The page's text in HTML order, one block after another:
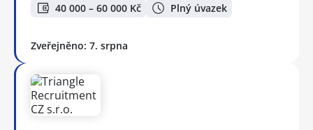
40 000 – 60 000 Kč Plný úvazek
Zveřejněno: 7. srpna